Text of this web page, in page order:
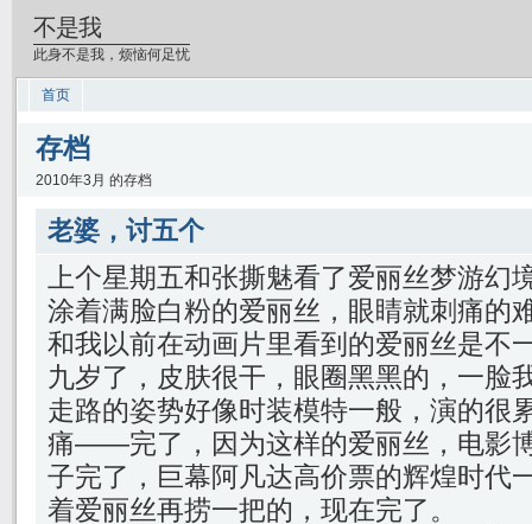
不是我
此身不是我，烦恼何足忧
首页
存档
2010年3月 的存档
老婆，讨五个
上个星期五和张撕魅看了爱丽丝梦游幻
涂着满脸白粉的爱丽丝，眼睛就刺痛的
和我以前在动画片里看到的爱丽丝是不
九岁了，皮肤很干，眼圈黑黑的，一脸
走路的姿势好像时装模特一般，演的很
痛——完了，因为这样的爱丽丝，电影
子完了，巨幕阿凡达高价票的辉煌时代
着爱丽丝再捞一把的，现在完了。